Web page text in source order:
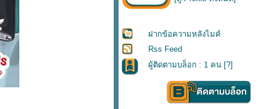
ฝากข้อความหลังไมค์
Rss Feed
ผู้ติดตามบล็อก : 1 คน [?]